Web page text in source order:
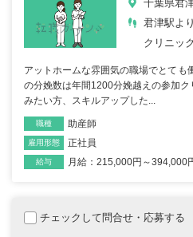
千葉県君
君津駅よ
クリニッ
アットホームな雰囲気の職場でとても
の分娩数は年間1200分娩越えの参加
みたい方、スキルアップした...
職種 助産師
雇用形態 正社員
給与 月給：215,000円～394,000
チェックして問合せ・応募する